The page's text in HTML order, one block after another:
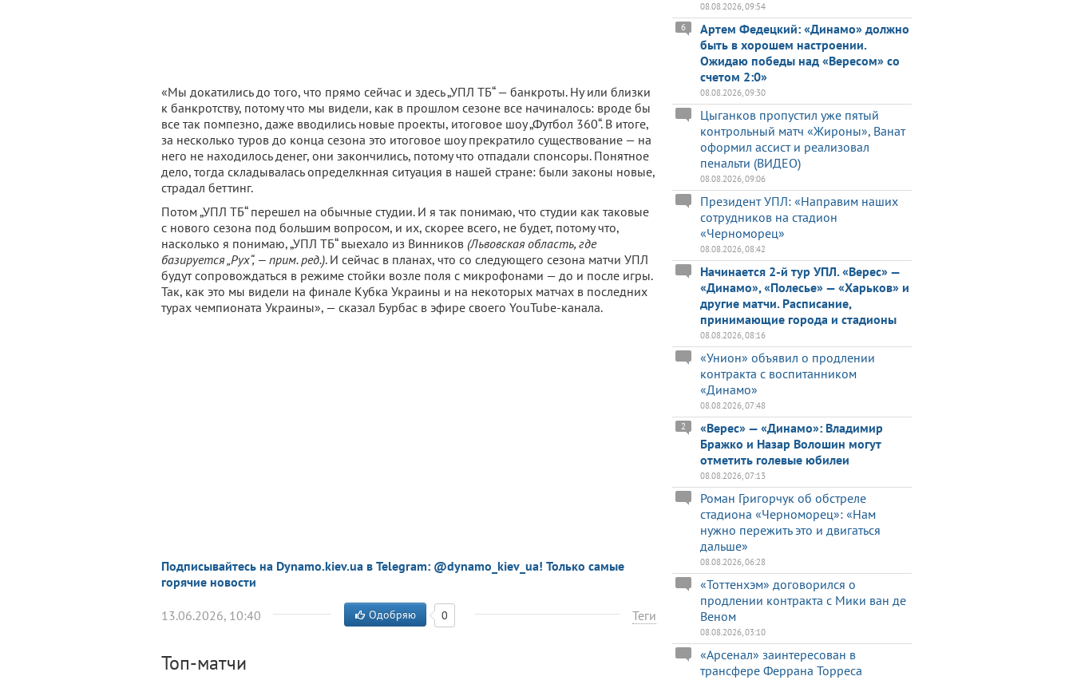
«Мы докатились до того, что прямо сейчас и здесь „УПЛ ТБ“ — банкроты. Ну или близки
к банкротству, потому что мы видели, как в прошлом сезоне все начиналось: вроде бы
все так помпезно, даже вводились новые проекты, итоговое шоу „Футбол 360“. В итоге,
за несколько туров до конца сезона это итоговое шоу прекратило существование — на
него не находилось денег, они закончились, потому что отпадали спонсоры. Понятное
дело, тогда складывалась определкнная ситуация в нашей стране: были законы новые,
страдал беттинг.
Потом „УПЛ ТБ“ перешел на обычные студии. И я так понимаю, что студии как таковые
с нового сезона под большим вопросом, и их, скорее всего, не будет, потому что,
насколько я понимаю, „УПЛ ТБ“ выехало из Винников (Львовская область, где
базируется „Рух“, — прим. ред.). И сейчас в планах, что со следующего сезона матчи УПЛ
будут сопровождаться в режиме стойки возле поля с микрофонами — до и после игры.
Так, как это мы видели на финале Кубка Украины и на некоторых матчах в последних
турах чемпионата Украины», — сказал Бурбас в эфире своего YouTube-канала.
Подписывайтесь на Dynamo.kiev.ua в Telegram: @dynamo_kiev_ua! Только самые
горячие новости
13.06.2026, 10:40 Теги
Одобряю 0
Топ-матчи
08.08.2026, 09:54
Артем Федецкий: «Динамо» должно
быть в хорошем настроении.
Ожидаю победы над «Вересом» со
счетом 2:0»
6
08.08.2026, 09:30
Цыганков пропустил уже пятый
контрольный матч «Жироны», Ванат
оформил ассист и реализовал
пенальти (ВИДЕО)
08.08.2026, 09:06
Президент УПЛ: «Направим наших
сотрудников на стадион
«Черноморец»
08.08.2026, 08:42
Начинается 2-й тур УПЛ. «Верес» —
«Динамо», «Полесье» — «Харьков» и
другие матчи. Расписание,
принимающие города и стадионы
08.08.2026, 08:16
«Унион» объявил о продлении
контракта с воспитанником
«Динамо»
08.08.2026, 07:48
«Верес» — «Динамо»: Владимир
Бражко и Назар Волошин могут
отметить голевые юбилеи
2
08.08.2026, 07:13
Роман Григорчук об обстреле
стадиона «Черноморец»: «Нам
нужно пережить это и двигаться
дальше»
08.08.2026, 06:28
«Тоттенхэм» договорился о
продлении контракта с Мики ван де
Веном
08.08.2026, 03:10
«Арсенал» заинтересован в
трансфере Феррана Торреса